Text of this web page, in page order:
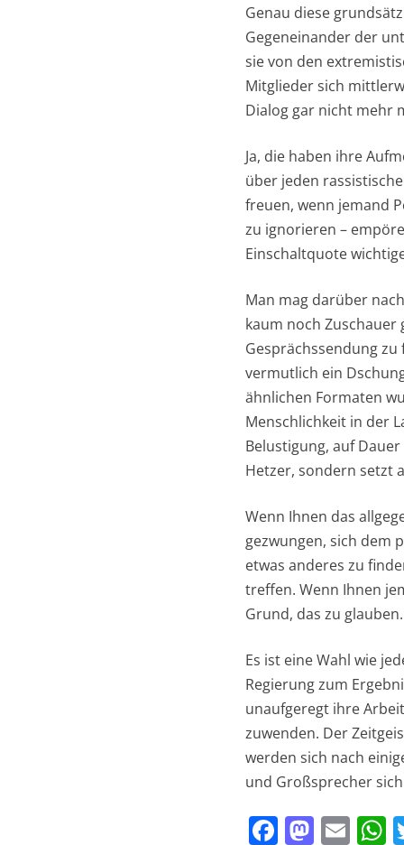
Genau diese
Gegeneinander der
sie von den
Mitglieder sich
Dialog gar nicht mehr
Ja, die haben ihre
über jeden
freuen, wenn jemand
zu ignorieren –
Einschaltquote
Man mag darüber
kaum noch
Gesprächssendung
vermutlich ein
ähnlichen Formaten
Menschlichkeit in der
Belustigung, auf
Hetzer, sondern setzt
Wenn Ihnen das
gezwungen, sich dem
etwas anderes zu
treffen. Wenn Ihnen
Grund, das zu glauben.
Es ist eine Wahl wie
Regierung zum
unaufgeregt ihre
zuwenden. Der
werden sich nach
und Großsprecher
F M E